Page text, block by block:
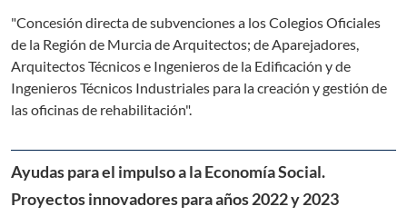
"Concesión directa de subvenciones a los Colegios Oficiales
de la Región de Murcia de Arquitectos; de Aparejadores,
Arquitectos Técnicos e Ingenieros de la Edificación y de
Ingenieros Técnicos Industriales para la creación y gestión de
las oficinas de rehabilitación".
Ayudas para el impulso a la Economía Social.
Proyectos innovadores para años 2022 y 2023